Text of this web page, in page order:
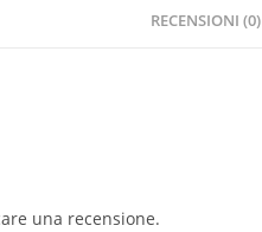
RECENSIONI (0)
una recensione.